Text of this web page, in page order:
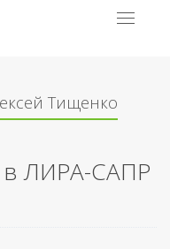
Toggle
Тищенко
в ЛИРА-САПР